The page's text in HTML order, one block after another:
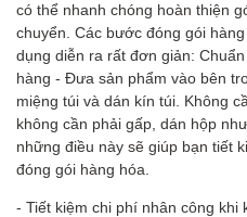
có thể nhanh chóng hoàn thiện
chuyển. Các bước đóng gói
dụng diễn ra rất đơn giản:
hàng - Đưa sản phẩm vào bên
miệng túi và dán kín túi. Không
không cần phải gấp, dán hộp
những điều này sẽ giúp bạn tiết
đóng gói hàng hóa.
- Tiết kiệm chi phí nhân công khi